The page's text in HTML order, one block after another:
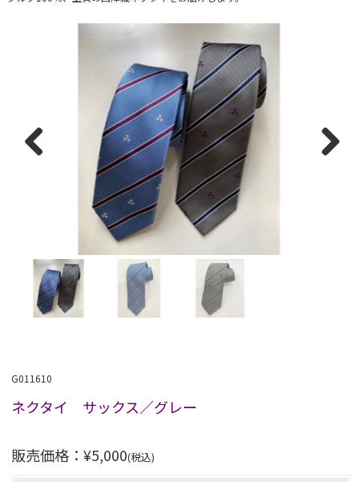
G011610
ネクタイ サックス／グレー
販売価格：¥5,000(税込)